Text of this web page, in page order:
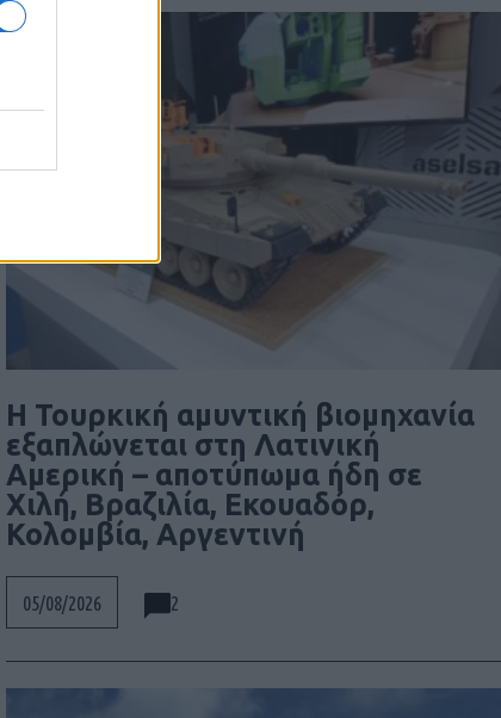
Η Τουρκική αμυντική βιομηχανία
εξαπλώνεται στη Λατινική
Αμερική – αποτύπωμα ήδη σε
Χιλή, Βραζιλία, Εκουαδόρ,
Κολομβία, Αργεντινή
05/08/2026 2